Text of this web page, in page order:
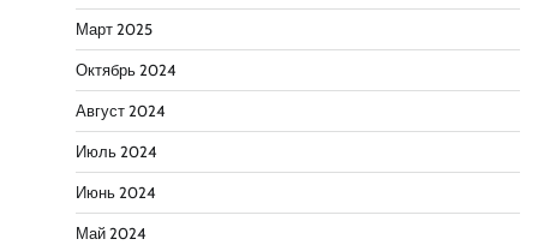
Март 2025
Октябрь 2024
Август 2024
Июль 2024
Июнь 2024
Май 2024